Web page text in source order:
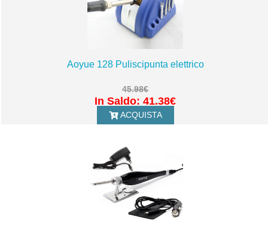
Aoyue 128 Puliscipunta elettrico
45.98€
In Saldo: 41.38€
ACQUISTA